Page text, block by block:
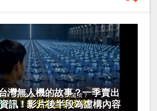
灣無人機的故事？一季賣出
訊！影片後半段為虛構內容